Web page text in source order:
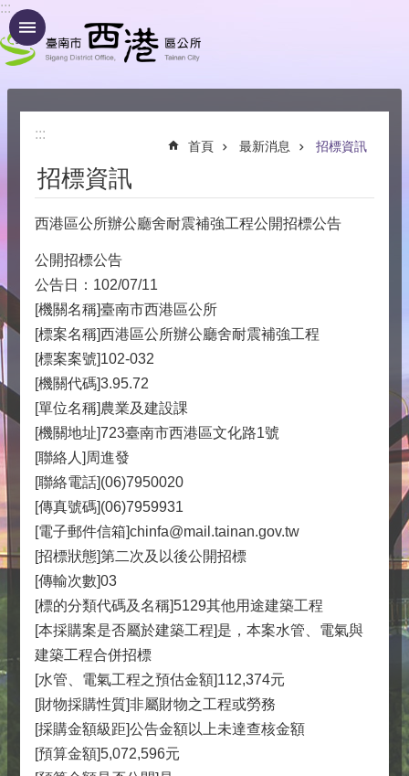
跳到主要內容區塊
:::
:::
首頁 最新消息 招標資訊
招標資訊
西港區公所辦公廳舍耐震補強工程公開招標公告
公開招標公告
公告日：102/07/11
[機關名稱]臺南市西港區公所
[標案名稱]西港區公所辦公廳舍耐震補強工程
[標案案號]102-032
[機關代碼]3.95.72
[單位名稱]農業及建設課
[機關地址]723臺南市西港區文化路1號
[聯絡人]周進發
[聯絡電話](06)7950020
[傳真號碼](06)7959931
[電子郵件信箱]chinfa@mail.tainan.gov.tw
[招標狀態]第二次及以後公開招標
[傳輸次數]03
[標的分類代碼及名稱]5129其他用途建築工程
[本採購案是否屬於建築工程]是，本案水管、電氣與
建築工程合併招標
[水管、電氣工程之預估金額]112,374元
[財物採購性質]非屬財物之工程或勞務
[採購金額級距]公告金額以上未達查核金額
[預算金額]5,072,596元